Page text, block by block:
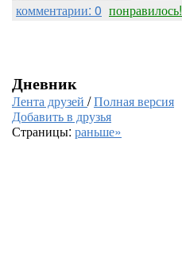
комментарии: 0 понравилось!
Дневник
Лента друзей /Полная версия
Добавить в друзья
Страницы: раньше»